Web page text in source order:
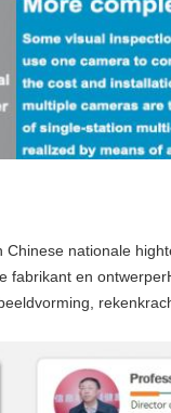
nationale
fabrikant en